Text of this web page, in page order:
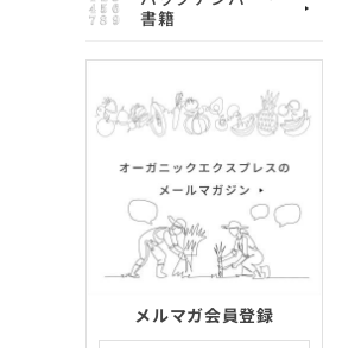
書籍
メルマガ会員登録